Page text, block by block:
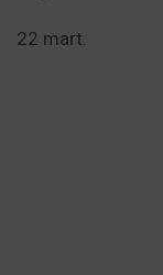
22 mart.